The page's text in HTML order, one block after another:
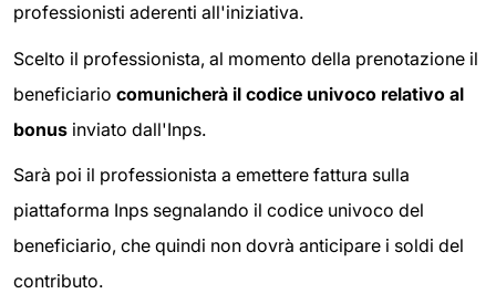
professionisti aderenti all'iniziativa.
Scelto il professionista, al momento della prenotazione il
beneficiario comunicherà il codice univoco relativo al
bonus inviato dall'Inps.
Sarà poi il professionista a emettere fattura sulla
piattaforma Inps segnalando il codice univoco del
beneficiario, che quindi non dovrà anticipare i soldi del
contributo.